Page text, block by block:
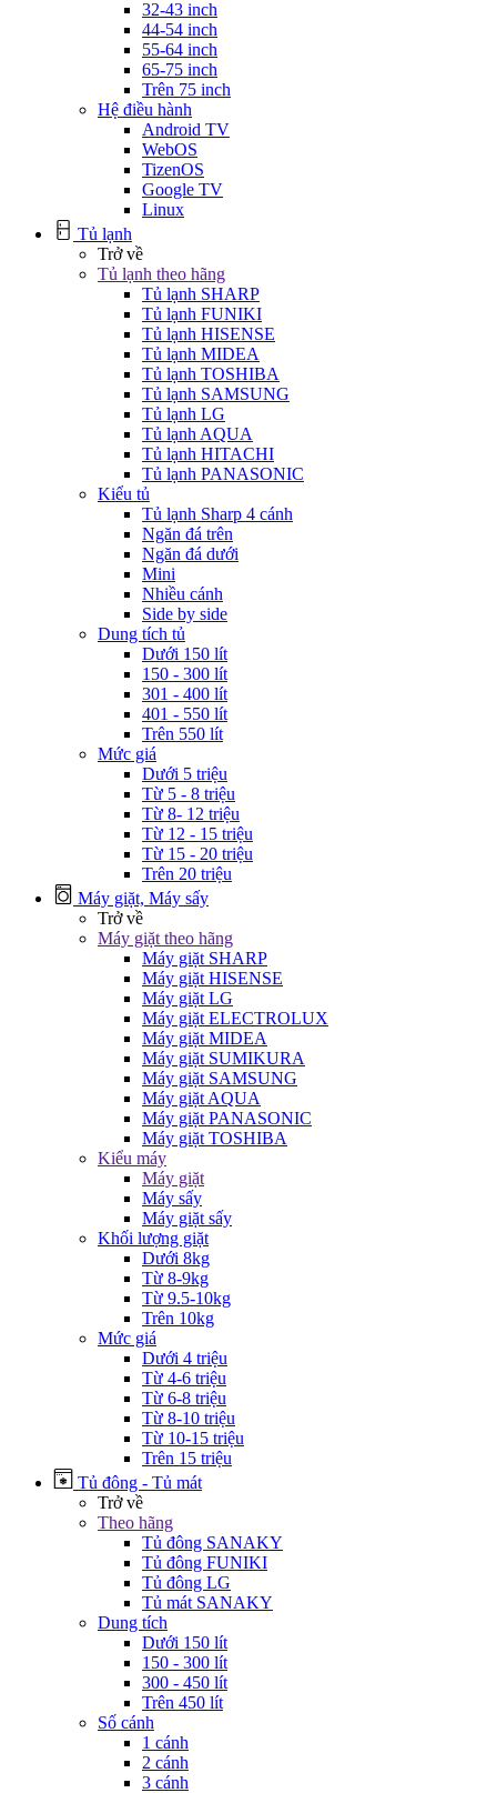
32-43 inch
44-54 inch
55-64 inch
65-75 inch
Trên 75 inch
Hệ điều hành
Android TV
WebOS
TizenOS
Google TV
Linux
Tủ lạnh
Trở về
Tủ lạnh theo hãng
Tủ lạnh SHARP
Tủ lạnh FUNIKI
Tủ lạnh HISENSE
Tủ lạnh MIDEA
Tủ lạnh TOSHIBA
Tủ lạnh SAMSUNG
Tủ lạnh LG
Tủ lạnh AQUA
Tủ lạnh HITACHI
Tủ lạnh PANASONIC
Kiểu tủ
Tủ lạnh Sharp 4 cánh
Ngăn đá trên
Ngăn đá dưới
Mini
Nhiều cánh
Side by side
Dung tích tủ
Dưới 150 lít
150 - 300 lít
301 - 400 lít
401 - 550 lít
Trên 550 lít
Mức giá
Dưới 5 triệu
Từ 5 - 8 triệu
Từ 8- 12 triệu
Từ 12 - 15 triệu
Từ 15 - 20 triệu
Trên 20 triệu
Máy giặt, Máy sấy
Trở về
Máy giặt theo hãng
Máy giặt SHARP
Máy giặt HISENSE
Máy giặt LG
Máy giặt ELECTROLUX
Máy giặt MIDEA
Máy giặt SUMIKURA
Máy giặt SAMSUNG
Máy giặt AQUA
Máy giặt PANASONIC
Máy giặt TOSHIBA
Kiểu máy
Máy giặt
Máy sấy
Máy giặt sấy
Khối lượng giặt
Dưới 8kg
Từ 8-9kg
Từ 9.5-10kg
Trên 10kg
Mức giá
Dưới 4 triệu
Từ 4-6 triệu
Từ 6-8 triệu
Từ 8-10 triệu
Từ 10-15 triệu
Trên 15 triệu
Tủ đông - Tủ mát
Trở về
Theo hãng
Tủ đông SANAKY
Tủ đông FUNIKI
Tủ đông LG
Tủ mát SANAKY
Dung tích
Dưới 150 lít
150 - 300 lít
300 - 450 lít
Trên 450 lít
Số cánh
1 cánh
2 cánh
3 cánh